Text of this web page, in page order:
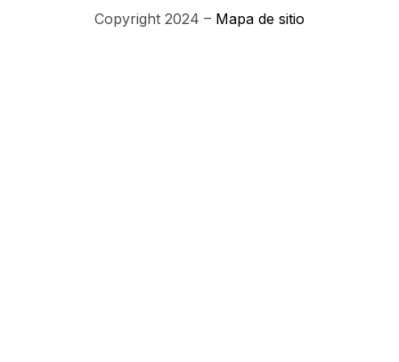
Copyright 2024 – Mapa de sitio